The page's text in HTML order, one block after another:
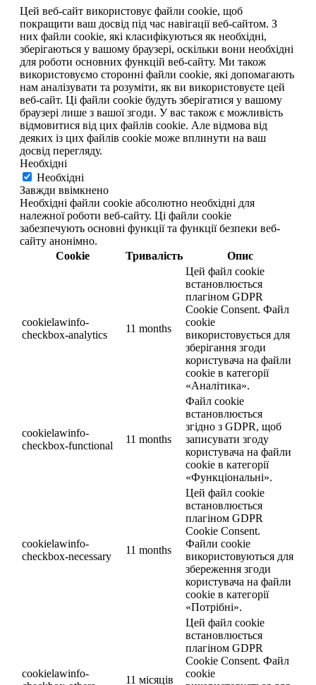
Цей веб-сайт використовує файли cookie, щоб
покращити ваш досвід під час навігації веб-сайтом. З
них файли cookie, які класифікуються як необхідні,
зберігаються у вашому браузері, оскільки вони необхідні
для роботи основних функцій веб-сайту. Ми також
використовуємо сторонні файли cookie, які допомагають
нам аналізувати та розуміти, як ви використовуєте цей
веб-сайт. Ці файли cookie будуть зберігатися у вашому
браузері лише з вашої згоди. У вас також є можливість
відмовитися від цих файлів cookie. Але відмова від
деяких із цих файлів cookie може вплинути на ваш
досвід перегляду.
Необхідні
Необхідні
Завжди ввімкнено
Необхідні файли cookie абсолютно необхідні для
належної роботи веб-сайту. Ці файли cookie
забезпечують основні функції та функції безпеки веб-
сайту анонімно.
Cookie
Тривалість Опис
cookielawinfo-
checkbox-analytics
11 months
Цей файл cookie
встановлюється
плагіном GDPR
Cookie Consent. Файл
cookie
використовується для
зберігання згоди
користувача на файли
cookie в категорії
«Аналітика».
cookielawinfo-
checkbox-functional
11 months
Файл cookie
встановлюється
згідно з GDPR, щоб
записувати згоду
користувача на файли
cookie в категорії
«Функціональні».
cookielawinfo-
checkbox-necessary
11 months
Цей файл cookie
встановлюється
плагіном GDPR
Cookie Consent.
Файли cookie
використовуються для
збереження згоди
користувача на файли
cookie в категорії
«Потрібні».
cookielawinfo-
11 місяців
Цей файл cookie
встановлюється
плагіном GDPR
Cookie Consent. Файл
cookie